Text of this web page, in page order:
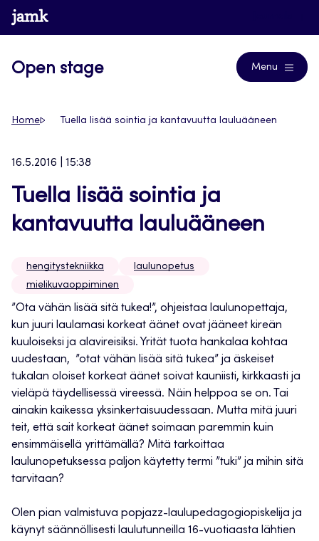
Siirry
suoraan
www.jamk.fi
Open stage Menu
Home Tuella lisää sointia ja kantavuutta lauluääneen
16.5.2016 | 15:38
Tuella lisää sointia ja
kantavuutta lauluääneen
hengitystekniikka
laulunopetus
mielikuvaoppiminen
”Ota vähän lisää sitä tukea!”, ohjeistaa laulunopettaja,
kun juuri laulamasi korkeat äänet ovat jääneet kireän
kuuloiseksi ja alavireisiksi. Yrität tuota hankalaa kohtaa
uudestaan, ”otat vähän lisää sitä tukea” ja äskeiset
tukalan oloiset korkeat äänet soivat kauniisti, kirkkaasti ja
vieläpä täydellisessä vireessä. Näin helppoa se on. Tai
ainakin kaikessa yksinkertaisuudessaan. Mutta mitä juuri
teit, että sait korkeat äänet soimaan paremmin kuin
ensimmäisellä yrittämällä? Mitä tarkoittaa
laulunopetuksessa paljon käytetty termi ”tuki” ja mihin sitä
tarvitaan?
Olen pian valmistuva popjazz-laulupedagogiopiskelija ja
käynyt säännöllisesti laulutunneilla 16-vuotiaasta lähtien